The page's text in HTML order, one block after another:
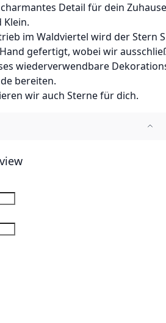
Detail für dein
Klein.
im Waldviertel wird der Stern
gefertigt, wobei wir
wiederverwendbare
bereiten.
wir auch Sterne für dich.